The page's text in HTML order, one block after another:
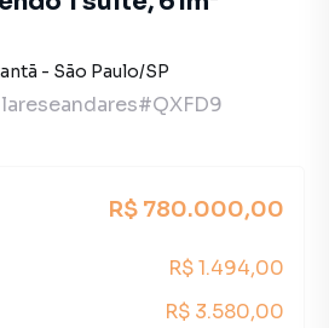
- São Paulo/SP
lareseandares#QXFD9
R$ 780.000,00
R$ 1.494,00
R$ 3.580,00